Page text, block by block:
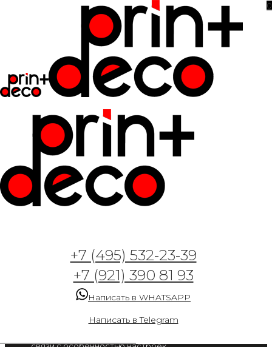
+7 (495) 532-23-39
+7 (921) 390 81 93
Написать в WHATSAPP
Написать в Telegram
0
Арт. Воздушные шары
над океаном 1704-7
от 2 300 руб. / м2
Цвет на экране вашего смартфона или монитора